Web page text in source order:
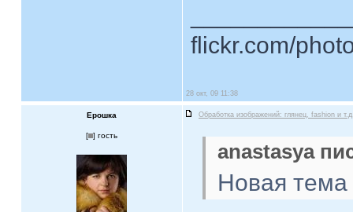
flickr.com/
28 окт, 09 11:38
Ерошка Обработка изображений: глянец, fashion и
[ ] гость
anastasya
Новая тема